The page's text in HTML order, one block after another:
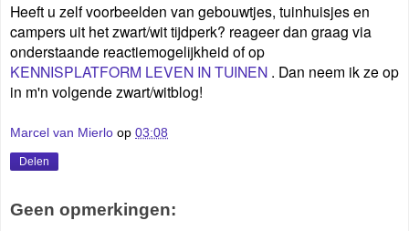
Heeft u zelf voorbeelden van gebouwtjes, tuinhuisjes en
campers uit het zwart/wit tijdperk? reageer dan graag via
onderstaande reactiemogelijkheid of op
KENNISPLATFORM LEVEN IN TUINEN . Dan neem ik ze op
in m'n volgende zwart/witblog!
Marcel van Mierlo op 03:08
Delen
Geen opmerkingen: